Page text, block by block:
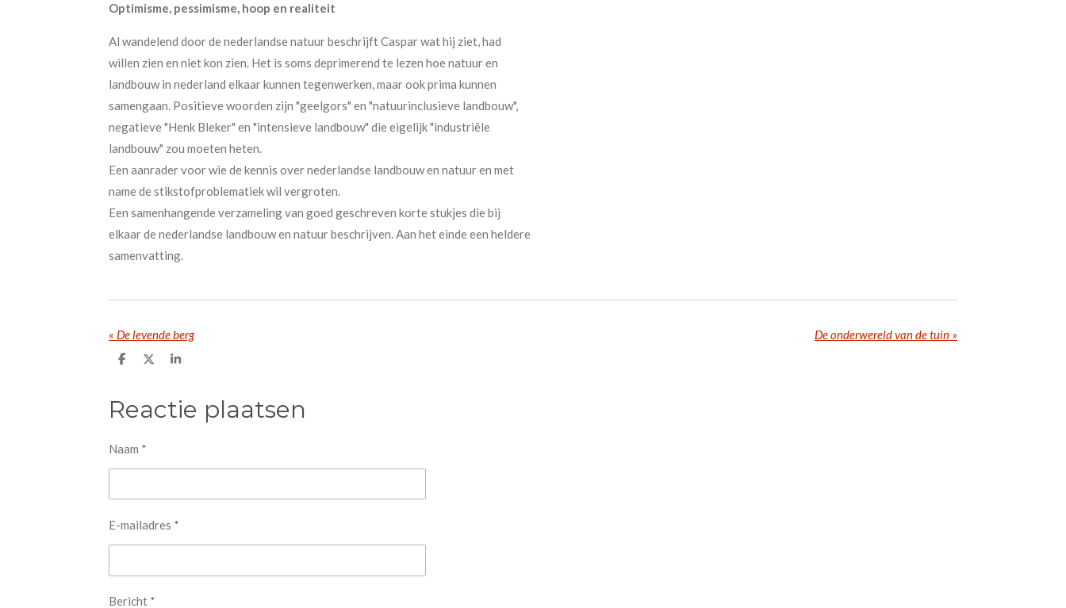
Optimisme, pessimisme, hoop en realiteit
Al wandelend door de nederlandse natuur beschrijft Caspar wat hij ziet, had
willen zien en niet kon zien. Het is soms deprimerend te lezen hoe natuur en
landbouw in nederland elkaar kunnen tegenwerken, maar ook prima kunnen
samengaan. Positieve woorden zijn "geelgors" en "natuurinclusieve landbouw",
negatieve "Henk Bleker" en "intensieve landbouw" die eigelijk "industriële
landbouw" zou moeten heten.
Een aanrader voor wie de kennis over nederlandse landbouw en natuur en met
name de stikstofproblematiek wil vergroten.
Een samenhangende verzameling van goed geschreven korte stukjes die bij
elkaar de nederlandse landbouw en natuur beschrijven. Aan het einde een heldere
samenvatting.
« De levende berg De onderwereld van de tuin »
D
n
D
S
e
Reactie plaatsen
Naam *
E-mailadres *
Bericht *